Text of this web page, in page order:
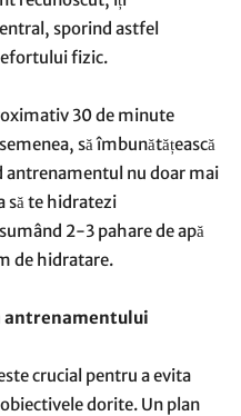
sporind astfel
fizic.
30 de minute
să îmbunătățească
antrenamentul nu doar mai
să te hidratezi
2-3 pahare de apă
de hidratare.
antrenamentului
crucial pentru a evita
dorite. Un plan